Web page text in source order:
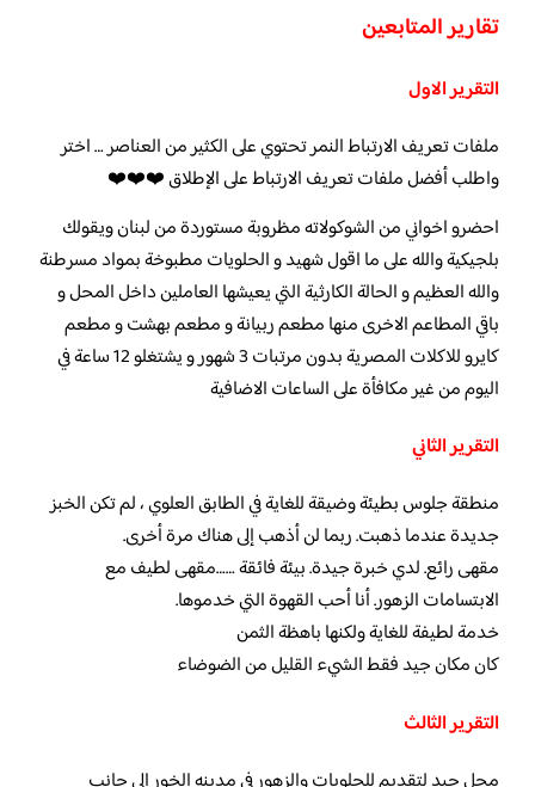
تقارير المتابعين
التقرير الاول
ملفات تعريف الارتباط النمر تحتوي على الكثير من العناصر … اختر
واطلب أفضل ملفات تعريف الارتباط على الإطلاق ❤️❤️❤️
احضرو اخواني من الشوكولاته مظروبة مستوردة من لبنان ويقولك
بلجيكية والله على ما اقول شهيد و الحلويات مطبوخة بمواد مسرطنة
والله العظيم و الحالة الكارثية التي يعيشها العاملين داخل المحل و
باقي المطاعم الاخرى منها مطعم ربيانة و مطعم بهشت و مطعم
كايرو للاكلات المصرية بدون مرتبات 3 شهور و يشتغلو 12 ساعة في
اليوم من غير مكافأة على الساعات الاضافية
التقرير الثاني
منطقة جلوس بطيئة وضيقة للغاية في الطابق العلوي ، لم تكن الخبز
جديدة عندما ذهبت. ربما لن أذهب إلى هناك مرة أخرى.
مقهى رائع. لدي خبرة جيدة. بيئة فائقة ……مقهى لطيف مع
الابتسامات الزهور. أنا أحب القهوة التي خدموها.
خدمة لطيفة للغاية ولكنها باهظة الثمن
كان مكان جيد فقط الشيء القليل من الضوضاء
التقرير الثالث